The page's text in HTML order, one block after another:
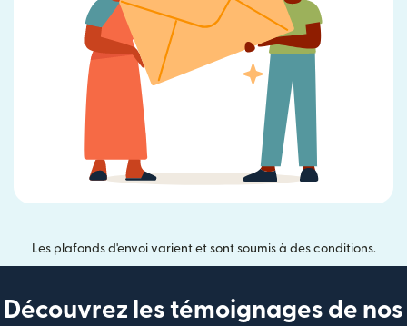
Les plafonds d'envoi varient et sont soumis à des conditions.
Découvrez les témoignages de nos